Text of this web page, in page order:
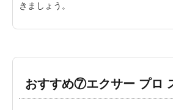
きましょう。
おすすめ⑦エクサー プロ